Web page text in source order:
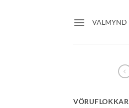
VALMYND
VÖRUFLOKKAR